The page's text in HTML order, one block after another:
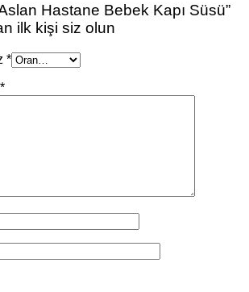
Hastane Bebek Kapı Süsü”
ilk kişi siz olun
*
*